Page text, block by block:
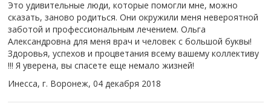
Это удивительные люди, которые помогли мне, можно
сказать, заново родиться. Они окружили меня невероятной
заботой и профессиональным лечением. Ольга
Александровна для меня врач и человек с большой буквы!
Здоровья, успехов и процветания всему вашему коллективу
!!! Я уверена, вы спасете еще немало жизней!
Инесса, г. Воронеж, 04 декабря 2018